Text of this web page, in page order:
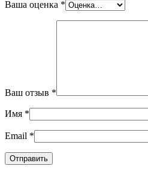
Ваша оценка *
Ваш отзыв *
Имя *
Email *